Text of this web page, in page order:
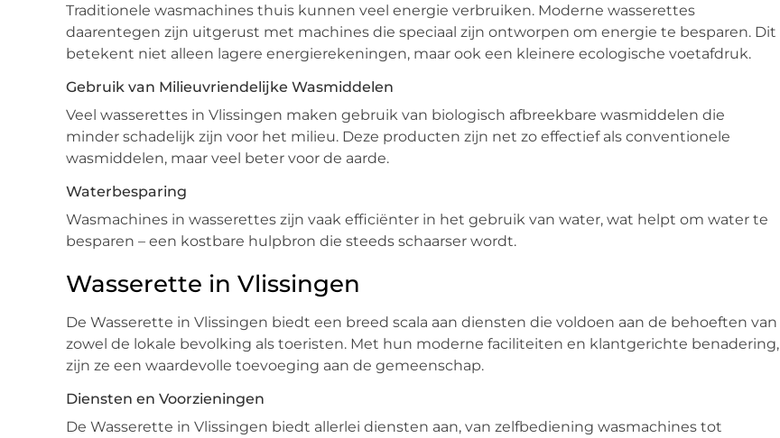
Traditionele wasmachines thuis kunnen veel energie verbruiken. Moderne wasserettes
daarentegen zijn uitgerust met machines die speciaal zijn ontworpen om energie te besparen. Dit
betekent niet alleen lagere energierekeningen, maar ook een kleinere ecologische voetafdruk.
Gebruik van Milieuvriendelijke Wasmiddelen
Veel wasserettes in Vlissingen maken gebruik van biologisch afbreekbare wasmiddelen die
minder schadelijk zijn voor het milieu. Deze producten zijn net zo effectief als conventionele
wasmiddelen, maar veel beter voor de aarde.
Waterbesparing
Wasmachines in wasserettes zijn vaak efficiënter in het gebruik van water, wat helpt om water te
besparen – een kostbare hulpbron die steeds schaarser wordt.
Wasserette in Vlissingen
De Wasserette in Vlissingen biedt een breed scala aan diensten die voldoen aan de behoeften van
zowel de lokale bevolking als toeristen. Met hun moderne faciliteiten en klantgerichte benadering,
zijn ze een waardevolle toevoeging aan de gemeenschap.
Diensten en Voorzieningen
De Wasserette in Vlissingen biedt allerlei diensten aan, van zelfbediening wasmachines tot